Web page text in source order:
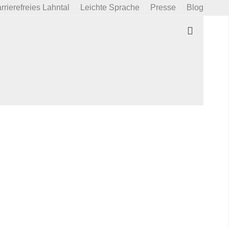
Lahntal Leichte Sprache Presse Blog